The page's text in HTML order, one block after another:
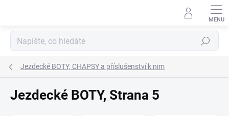
Hledat
Jezdecké BOTY, CHAPSY a příslušenství k nim
Jezdecké BOTY, Strana 5